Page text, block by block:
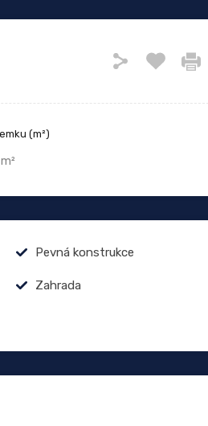
(m²)
m²
Pevná konstrukce
Zahrada